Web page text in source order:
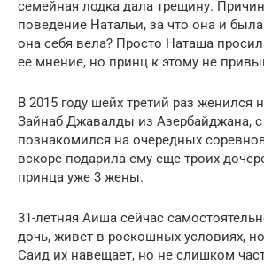
семейная лодка дала трещину.
поведение Натальи, за что она и
она себя вела? Просто Наташа
ее мнение, но принц к этому не
В 2015 году шейх третий раз женился
Зайнаб Джавалды из Азербайджана, с
познакомился на очередных
вскоре подарила ему еще троих
принца уже 3 жены.
31-летняя Аиша сейчас
дочь, живет в роскошных условиях,
Саид их навещает, но не слишком